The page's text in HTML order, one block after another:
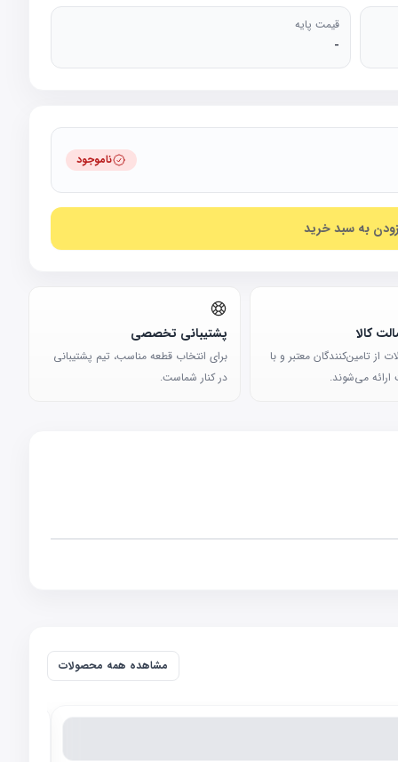
قیمت پایه
-
ناموجود
به سبد خرید
کالا
از تامین‌کنندگان معتبر و با
ارائه می‌شوند.
پشتیبانی تخصصی
برای انتخاب قطعه مناسب، تیم پشتیبانی
در کنار شماست.
مشاهده همه محصولات